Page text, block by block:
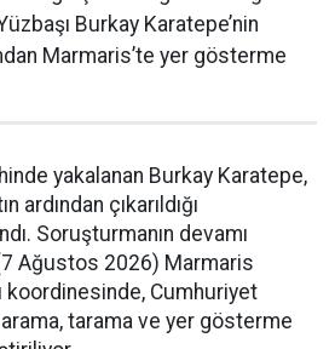
Burkay Karatepe’nin
Marmaris’te yer gösterme
yakalanan Burkay Karatepe,
ardından çıkarıldığı
Soruşturmanın devamı
Ağustos 2026) Marmaris
koordinesinde, Cumhuriyet
tarama ve yer gösterme